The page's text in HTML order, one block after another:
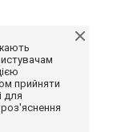
прийняти
для